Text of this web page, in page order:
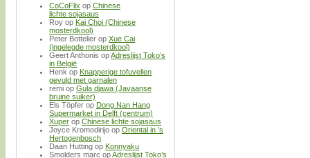
CoCoFlix op Chinese
lichte sojasaus
Roy op Kai Choi (Chinese
mosterdkool)
Peter Bottelier op Xue Cai
(ingelegde mosterdkool)
Geert Anthonis opAdreslijst Toko’s
in België
Henk op Knapperige tofuvellen
gevuld met garnalen
remi op Gula djawa (Javaanse
bruine suiker)
Els Töpfer op Dong Nan Hang
Supermarket in Delft (centrum)
Xuper op Chinese lichte sojasaus
Joyce Kromodirijo op Oriental in ’s
Hertogenbosch
Daan Hutting op Konnyaku
Smolders marc opAdreslijst Toko’s